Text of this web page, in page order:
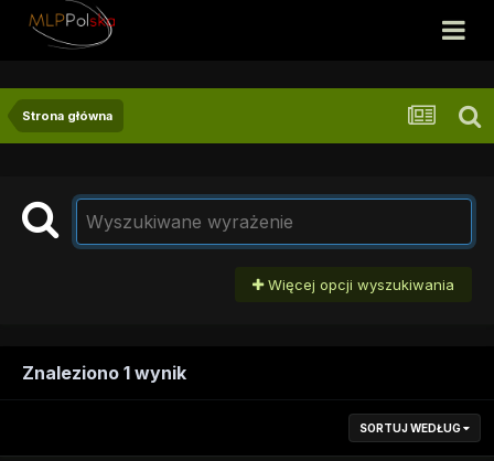
Strona główna
Więcej opcji wyszukiwania
Znaleziono 1 wynik
SORTUJ WEDŁUG